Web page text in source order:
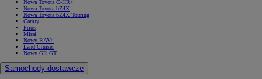
Nowa Toyota C-HR+
Nowa Toyota bZ4X
Nowa Toyota bZ4X Touring
Camry
Prius
Mirai
Nowy RAV4
Land Cruiser
Nowy GR GT
Samochody dostawcze